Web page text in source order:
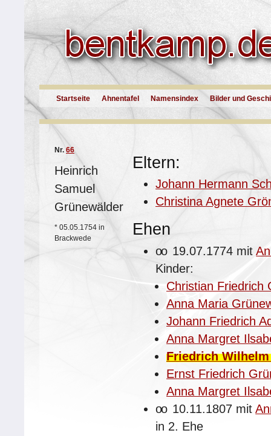
Startseite Ahnentafel Namensindex Bilder und
Nr. 66
Heinrich
Samuel
Grünewälder
* 05.05.1754 in
Brackwede
Eltern:
Johann Hermann
Christina Agnete
Ehen
oo 19.07.1774 mit
Kinder:
Christian Friedrich
Anna Maria
Johann Friedrich
Anna Margret
Friedrich
Ernst Friedrich
Anna Margret
oo 10.11.1807 mit
in 2. Ehe